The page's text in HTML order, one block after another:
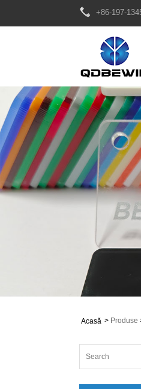
+86-197-
Acasă > Produse